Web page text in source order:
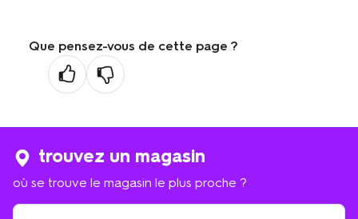
Que pensez-vous de cette page ?
trouvez un magasin
où se trouve le magasin le plus proche ?
où